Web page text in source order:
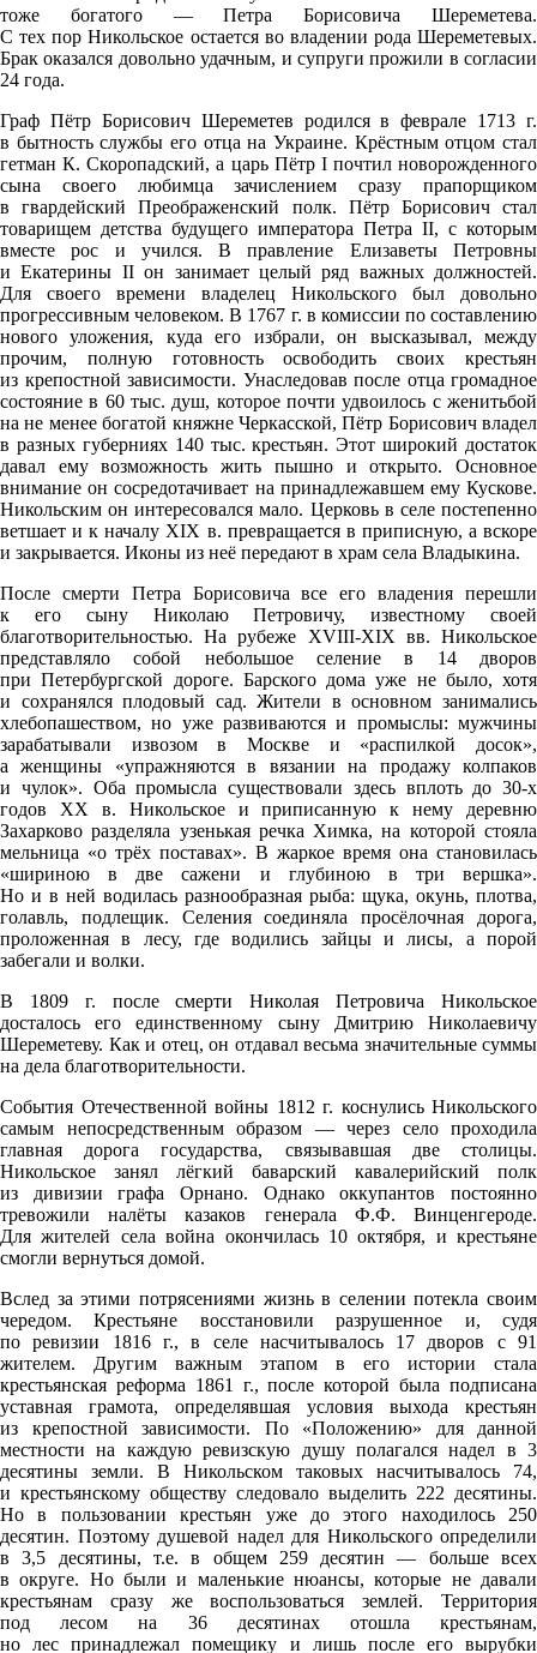
тоже богатого — Петра Борисовича Шереметева.
С тех пор Никольское остается во владении рода Шереметевых.
Брак оказался довольно удачным, и супруги прожили в согласии
24 года.
Граф Пётр Борисович Шереметев родился в феврале 1713 г.
в бытность службы его отца на Украине. Крёстным отцом стал
гетман К. Скоропадский, а царь Пётр I почтил новорожденного
сына своего любимца зачислением сразу прапорщиком
в гвардейский Преображенский полк. Пётр Борисович стал
товарищем детства будущего императора Петра II, с которым
вместе рос и учился. В правление Елизаветы Петровны
и Екатерины II он занимает целый ряд важных должностей.
Для своего времени владелец Никольского был довольно
прогрессивным человеком. В 1767 г. в комиссии по составлению
нового уложения, куда его избрали, он высказывал, между
прочим, полную готовность освободить своих крестьян
из крепостной зависимости. Унаследовав после отца громадное
состояние в 60 тыс. душ, которое почти удвоилось с женитьбой
на не менее богатой княжне Черкасской, Пётр Борисович владел
в разных губерниях 140 тыс. крестьян. Этот широкий достаток
давал ему возможность жить пышно и открыто. Основное
внимание он сосредотачивает на принадлежавшем ему Кускове.
Никольским он интересовался мало. Церковь в селе постепенно
ветшает и к началу XIX в. превращается в приписную, а вскоре
и закрывается. Иконы из неё передают в храм села Владыкина.
После смерти Петра Борисовича все его владения перешли
к его сыну Николаю Петровичу, известному своей
благотворительностью. На рубеже XVIII-XIX вв. Никольское
представляло собой небольшое селение в 14 дворов
при Петербургской дороге. Барского дома уже не было, хотя
и сохранялся плодовый сад. Жители в основном занимались
хлебопашеством, но уже развиваются и промыслы: мужчины
зарабатывали извозом в Москве и «распилкой досок»,
а женщины «упражняются в вязании на продажу колпаков
и чулок». Оба промысла существовали здесь вплоть до 30-х
годов XX в. Никольское и приписанную к нему деревню
Захарково разделяла узенькая речка Химка, на которой стояла
мельница «о трёх поставах». В жаркое время она становилась
«шириною в две сажени и глубиною в три вершка».
Но и в ней водилась разнообразная рыба: щука, окунь, плотва,
голавль, подлещик. Селения соединяла просёлочная дорога,
проложенная в лесу, где водились зайцы и лисы, а порой
забегали и волки.
В 1809 г. после смерти Николая Петровича Никольское
досталось его единственному сыну Дмитрию Николаевичу
Шереметеву. Как и отец, он отдавал весьма значительные суммы
на дела благотворительности.
События Отечественной войны 1812 г. коснулись Никольского
самым непосредственным образом — через село проходила
главная дорога государства, связывавшая две столицы.
Никольское занял лёгкий баварский кавалерийский полк
из дивизии графа Орнано. Однако оккупантов постоянно
тревожили налёты казаков генерала Ф.Ф. Винценгероде.
Для жителей села война окончилась 10 октября, и крестьяне
смогли вернуться домой.
Вслед за этими потрясениями жизнь в селении потекла своим
чередом. Крестьяне восстановили разрушенное и, судя
по ревизии 1816 г., в селе насчитывалось 17 дворов с 91
жителем. Другим важным этапом в его истории стала
крестьянская реформа 1861 г., после которой была подписана
уставная грамота, определявшая условия выхода крестьян
из крепостной зависимости. По «Положению» для данной
местности на каждую ревизскую душу полагался надел в 3
десятины земли. В Никольском таковых насчитывалось 74,
и крестьянскому обществу следовало выделить 222 десятины.
Но в пользовании крестьян уже до этого находилось 250
десятин. Поэтому душевой надел для Никольского определили
в 3,5 десятины, т.е. в общем 259 десятин — больше всех
в округе. Но были и маленькие нюансы, которые не давали
крестьянам сразу же воспользоваться землей. Территория
под лесом на 36 десятинах отошла крестьянам,
но лес принадлежал помещику и лишь после его вырубки